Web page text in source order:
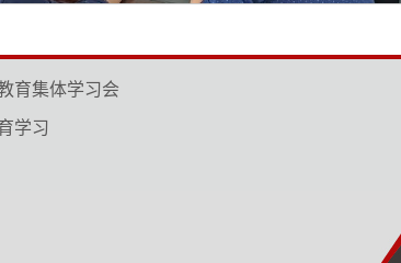
育集体学习会
学习